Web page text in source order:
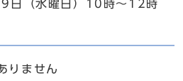
日（水曜日）10時～12時
りません